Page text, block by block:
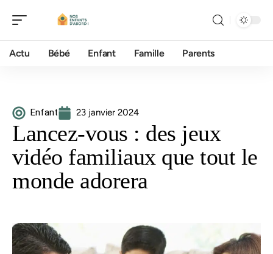
Actu Bébé Enfant Famille Parents
Enfant 23 janvier 2024
Lancez-vous : des jeux
vidéo familiaux que tout le
monde adorera